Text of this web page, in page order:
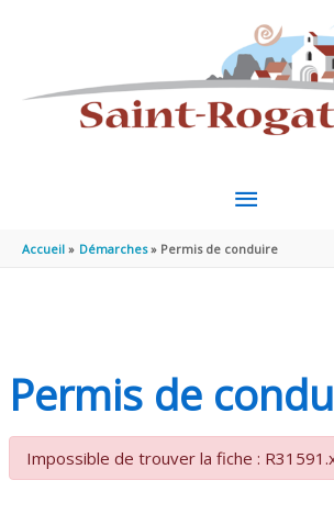
MENU
Accueil Démarches Permis de conduire
Permis de
Impossible de trouver la fiche :